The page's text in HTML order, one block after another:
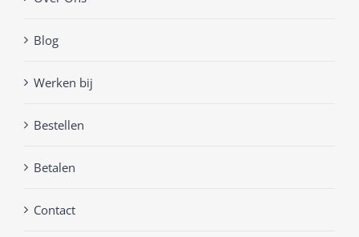
Blog
Werken bij
Bestellen
Betalen
Contact